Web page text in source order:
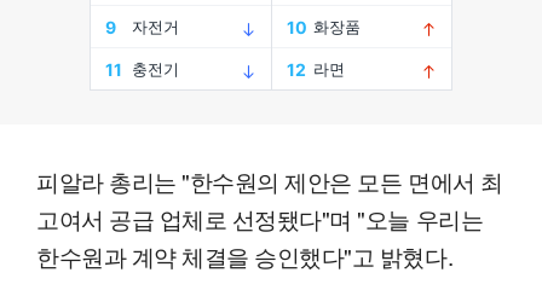
피알라 총리는 "한수원의 제안은 모든 면에서 최
고여서 공급 업체로 선정됐다"며 "오늘 우리는
한수원과 계약 체결을 승인했다"고 밝혔다.